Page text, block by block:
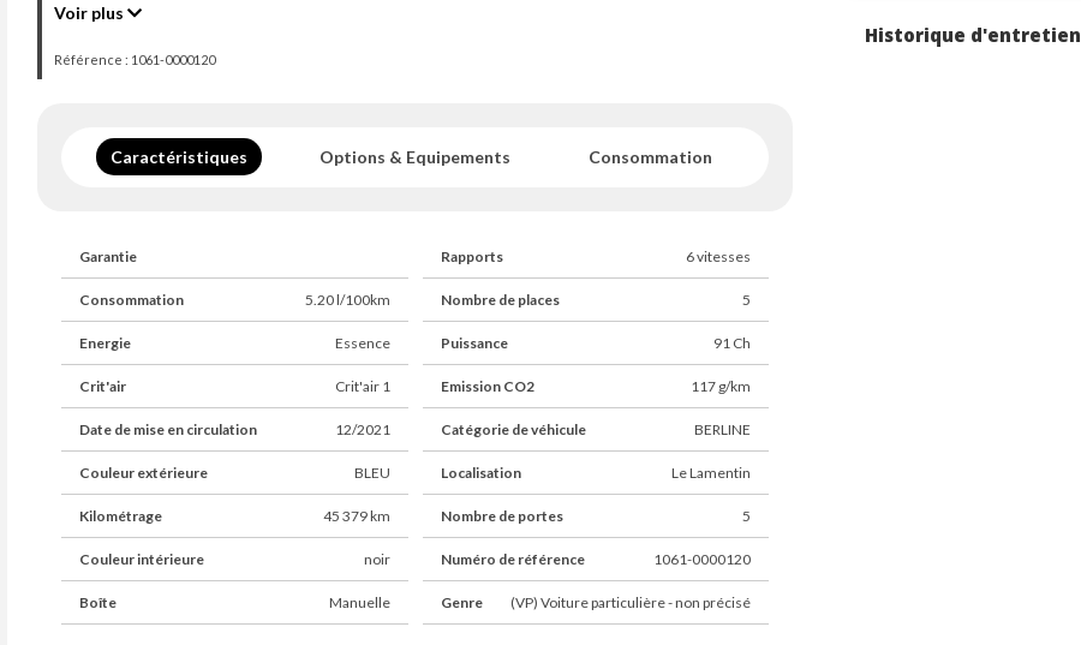
Voir plus
Référence : 1061-0000120
Caractéristiques Options & Equipements Consommation
Garantie
Consommation 5.20 l/100km
Energie Essence
Crit'air Crit'air 1
Date de mise en circulation 12/2021
Couleur extérieure BLEU
Kilométrage 45 379 km
Couleur intérieure noir
Boîte Manuelle
Rapports 6 vitesses
Nombre de places 5
Puissance 91 Ch
Emission CO2 117 g/km
Catégorie de véhicule BERLINE
Localisation Le Lamentin
Nombre de portes 5
Numéro de référence 1061-0000120
Genre (VP) Voiture particulière - non précisé
Historique d'entretien